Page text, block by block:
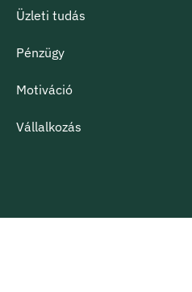
Üzleti tudás
Pénzügy
Motiváció
Vállalkozás